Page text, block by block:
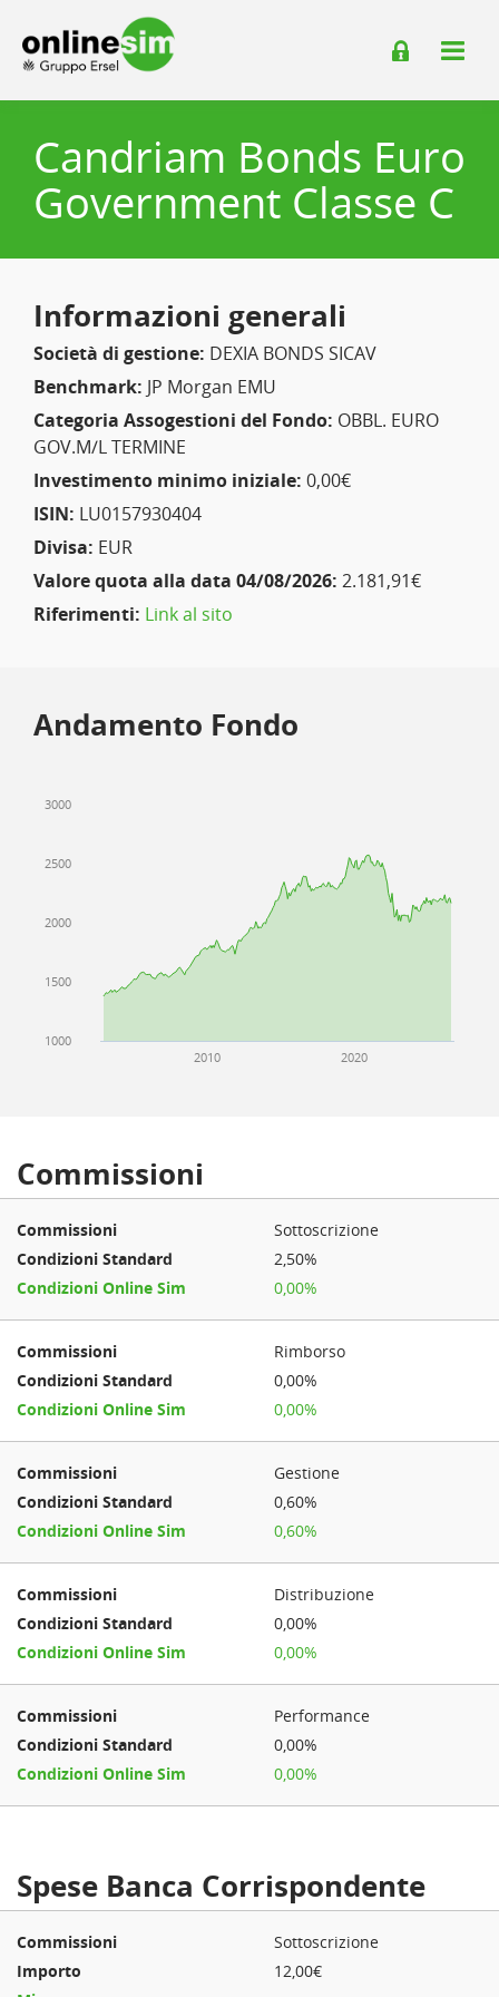
Candriam Bonds Euro
Government Classe C
Informazioni generali
Società di gestione: DEXIA BONDS SICAV
Benchmark: JP Morgan EMU
Categoria Assogestioni del Fondo: OBBL. EURO
GOV.M/L TERMINE
Investimento minimo iniziale: 0,00€
ISIN: LU0157930404
Divisa: EUR
Valore quota alla data 04/08/2026: 2.181,91€
Riferimenti: Link al sito
Andamento Fondo
2010 2020
1000
1500
2000
2500
3000
Commissioni
Sottoscrizione
2,50%
0,00%
Rimborso
0,00%
0,00%
Gestione
0,60%
0,60%
Distribuzione
0,00%
0,00%
Performance
0,00%
0,00%
Spese Banca Corrispondente
Sottoscrizione
12,00€